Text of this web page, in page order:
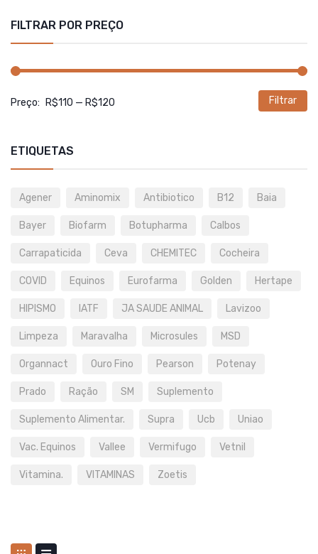
FILTRAR POR PREÇO
Filtrar
Preço: R$110 — R$120
ETIQUETAS
Agener Aminomix Antibiotico B12 Baia
Bayer Biofarm Botupharma Calbos
Carrapaticida Ceva CHEMITEC Cocheira
COVID Equinos Eurofarma Golden Hertape
HIPISMO IATF JA SAUDE ANIMAL Lavizoo
Limpeza Maravalha Microsules MSD
Organnact Ouro Fino Pearson Potenay
Prado Ração SM Suplemento
Suplemento Alimentar. Supra Ucb Uniao
Vac. Equinos Vallee Vermifugo Vetnil
Vitamina. VITAMINAS Zoetis